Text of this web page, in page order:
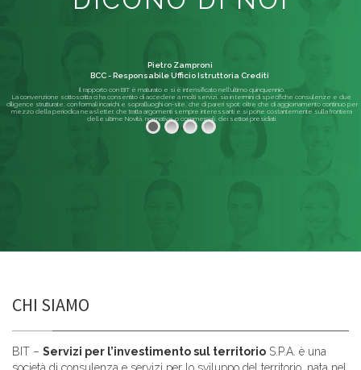
Il rapporto con BIT è maturato e si è intensificato nell'ultimo quinquennio.
La convenzione sottoscritta ci ha consentito di accedere a molti servizi, sia in termini di specifiche consulenze e due
diligence strutturate, con formali incarichi e sopralluoghi on-site, che di pareri spot; oltre che di aggiornamento continuo per
mezzo della periodica newsletter, che tratta argomenti sempre interessanti e si pone costantemente sulla frontiera
delle ultime Novità, normative o commerciali, dei settori presidiati.
Pietro Zamproni
BCC - Responsabile Ufficio Istruttoria Crediti
Leggi di più
CHI SIAMO
BIT – Servizi per l’investimento sul territorio S.P.A. è una